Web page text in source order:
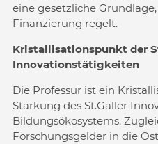
eine gesetzliche
Finanzierung regelt.
Kristallisationspunkt der
Innovationstätigkeiten
Die Professur ist ein
Stärkung des St.Galler
Bildungsökosystems.
Forschungsgelder in die